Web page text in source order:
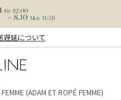
遅延について
(ADAM ET ROPÉ FEMME)